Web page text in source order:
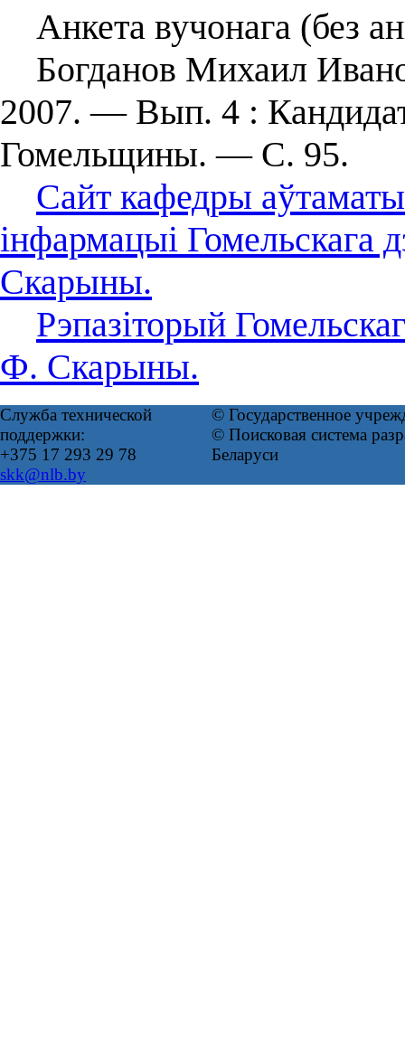
Анкета вучонага (без
Богданов Михаил
2007. — Вып. 4 :
Гомельщины. — С. 95.
Сайт кафедры
інфармацыі Гомельскага
Скарыны.
Рэпазіторый
Ф. Скарыны.
Служба технической
поддержки:
+375 17 293 29 78
skk@nlb.by
© Государственное
© Поисковая система
Беларуси